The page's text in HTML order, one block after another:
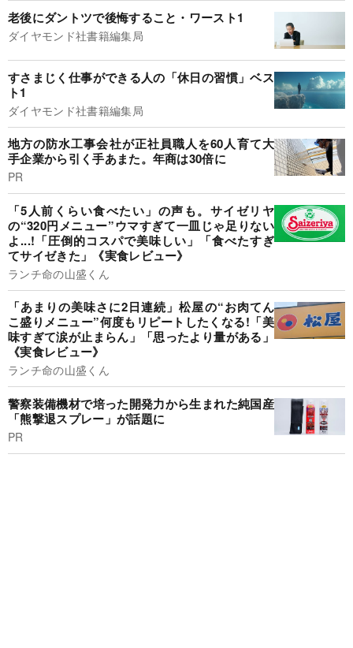
老後にダントツで後悔すること・ワースト1
ダイヤモンド社書籍編集局
すさまじく仕事ができる人の「休日の習慣」ベス
ト1
ダイヤモンド社書籍編集局
地方の防水工事会社が正社員職人を60人育て大
手企業から引く手あまた。年商は30倍に
PR
「5人前くらい食べたい」の声も。サイゼリヤ
の“320円メニュー”ウマすぎて一皿じゃ足りない
よ...!「圧倒的コスパで美味しい」「食べたすぎ
てサイゼきた」《実食レビュー》
ランチ命の山盛くん
「あまりの美味さに2日連続」松屋の“お肉てん
こ盛りメニュー”何度もリピートしたくなる!「美
味すぎて涙が止まらん」「思ったより量がある」
《実食レビュー》
ランチ命の山盛くん
警察装備機材で培った開発力から生まれた純国産
「熊撃退スプレー」が話題に
PR